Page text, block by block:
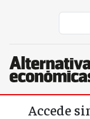
Pasar al contenido
Accede